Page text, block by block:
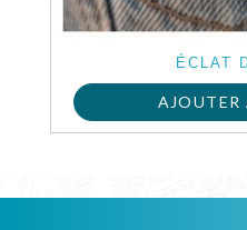
ÉCLAT
AJOUTER